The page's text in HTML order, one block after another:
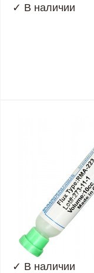
✓ В наличии
✓ В наличии